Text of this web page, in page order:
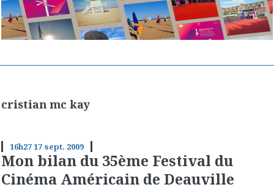
cristian mc kay
16h2717 sept. 2009
Mon bilan du 35ème Festival du
Cinéma Américain de Deauville